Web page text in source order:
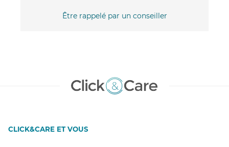
Être rappelé par un conseiller
CLICK&CARE ET VOUS